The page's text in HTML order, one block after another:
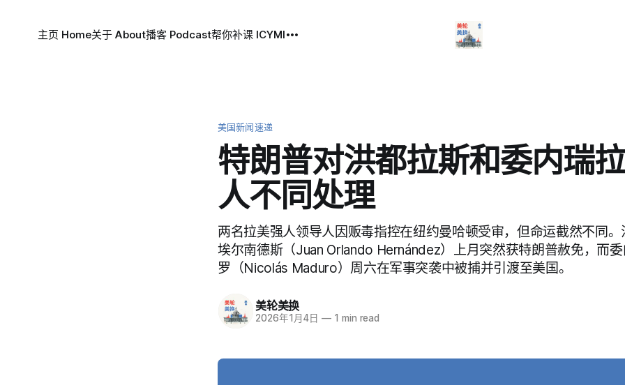
主页 Home关于 About播客 Podcast帮你补课 ICYMI
美国新闻速递
特朗普对洪都拉斯和委内瑞
人不同处理
两名拉美强人领导人因贩毒指控在纽约曼哈顿受审，但命运截然不同
埃尔南德斯（Juan Orlando Hernández）上月突然获特朗普赦免，而
罗（Nicolás Maduro）周六在军事突袭中被捕并引渡至美国。
美轮美换
2026年1月4日 — 1 min read